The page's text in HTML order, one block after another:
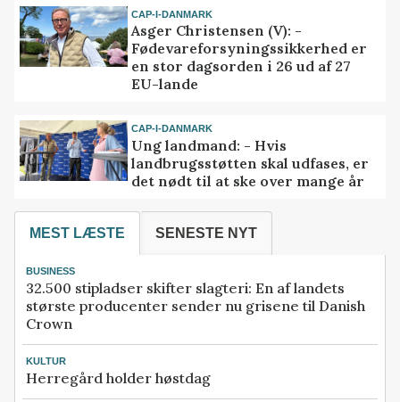
CAP-I-DANMARK
Asger Christensen (V): -
Fødevareforsyningssikkerhed er
en stor dagsorden i 26 ud af 27
EU-lande
CAP-I-DANMARK
Ung landmand: - Hvis
landbrugsstøtten skal udfases, er
det nødt til at ske over mange år
MEST LÆSTE SENESTE NYT
BUSINESS
32.500 stipladser skifter slagteri: En af landets
største producenter sender nu grisene til Danish
Crown
KULTUR
Herregård holder høstdag